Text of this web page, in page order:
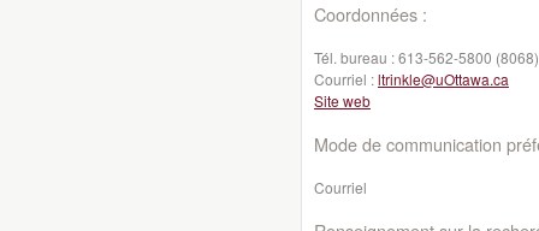
Coordonnées :
Tél. bureau :613-562-5800 (8068)
Courriel :ltrinkle@uOttawa.ca
Site web
Mode de communication
Courriel